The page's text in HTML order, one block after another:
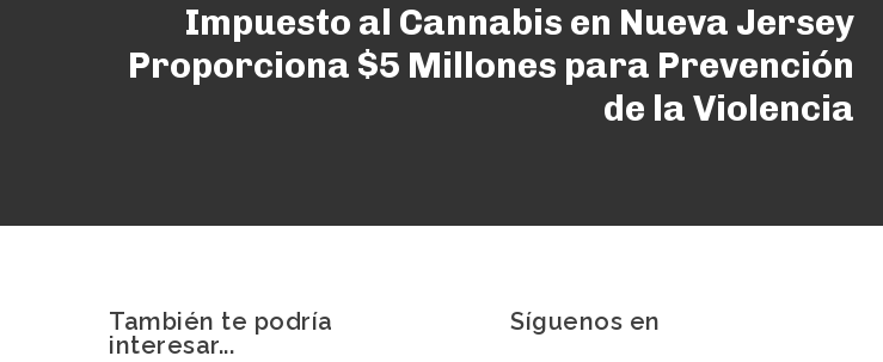
Impuesto al Cannabis en Nueva Jersey
Proporciona $5 Millones para Prevención
de la Violencia
También te podría
interesar...
Síguenos en